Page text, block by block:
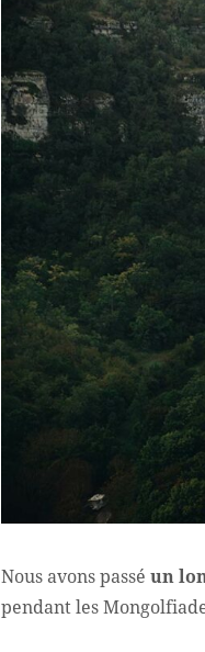
Nous avons passé un
pendant les